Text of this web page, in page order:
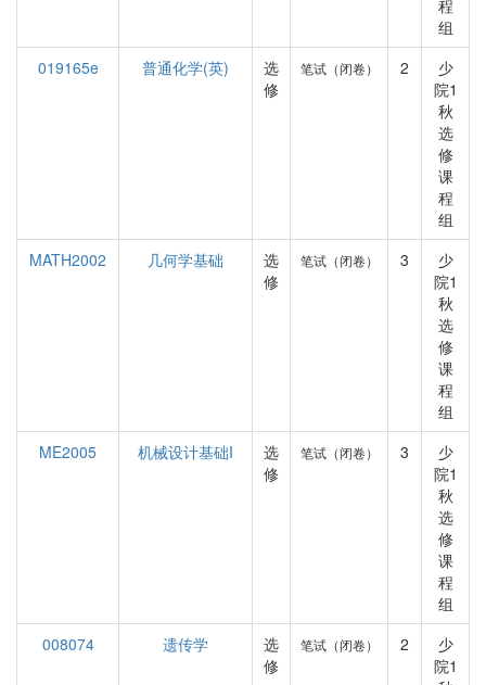
程
组
019165e
普通化学(英)
选
修
笔试（闭卷） 2
少
院1
秋
选
修
课
程
组
MATH2002
几何学基础
选
修
笔试（闭卷） 3
少
院1
秋
选
修
课
程
组
ME2005
机械设计基础I
选
修
笔试（闭卷） 3
少
院1
秋
选
修
课
程
组
008074
遗传学
选
修
笔试（闭卷） 2
少
院1